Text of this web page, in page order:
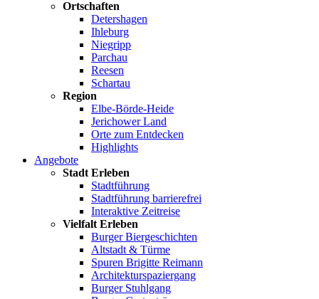
Ortschaften
Detershagen
Ihleburg
Niegripp
Parchau
Reesen
Schartau
Region
Elbe-Börde-Heide
Jerichower Land
Orte zum Entdecken
Highlights
Angebote
Stadt Erleben
Stadtführung
Stadtführung barrierefrei
Interaktive Zeitreise
Vielfalt Erleben
Burger Biergeschichten
Altstadt & Türme
Spuren Brigitte Reimann
Architekturspaziergang
Burger Stuhlgang